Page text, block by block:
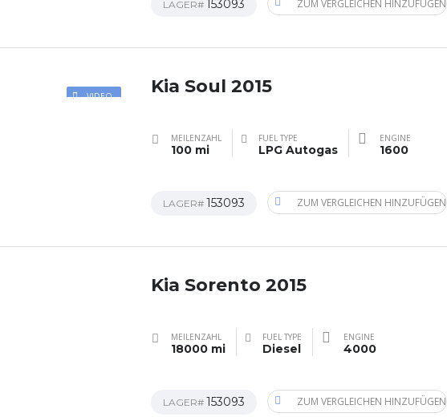
LAGER# 153093 ZUM VERGLEICHEN HINZUFÜGEN
VIDEO Kia Soul 2015
MEILENZAHL
100 mi
FUEL TYPE
LPG Autogas
ENGINE
1600
LAGER# 153093 ZUM VERGLEICHEN HINZUFÜGEN
Kia Sorento 2015
MEILENZAHL
18000 mi
FUEL TYPE
Diesel
ENGINE
4000
LAGER# 153093 ZUM VERGLEICHEN HINZUFÜGEN